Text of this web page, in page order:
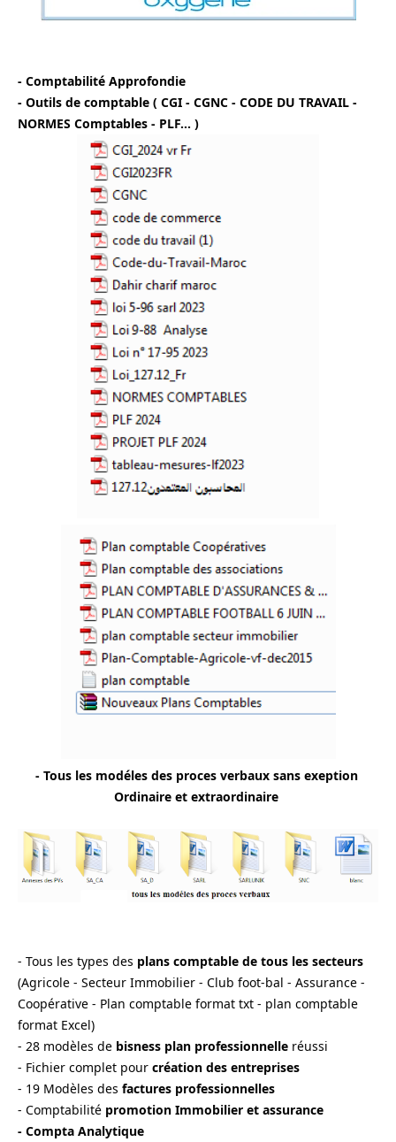
- Comptabilité Approfondie
- Outils de comptable ( CGI - CGNC - CODE DU TRAVAIL -
NORMES Comptables - PLF... )
- Tous les modéles des proces verbaux sans exeption
Ordinaire et extraordinaire
- Tous les types des plans comptable de tous les secteurs
(Agricole - Secteur Immobilier - Club foot-bal - Assurance -
Coopérative - Plan comptable format txt - plan comptable
format Excel)
- 28 modèles de bisness plan professionnelle réussi
- Fichier complet pour création des entreprises
- 19 Modèles des factures professionnelles
- Comptabilité promotion Immobilier et assurance
- Compta Analytique